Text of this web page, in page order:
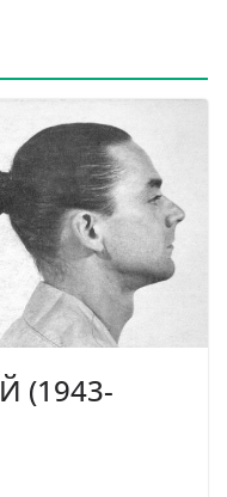
(1943-